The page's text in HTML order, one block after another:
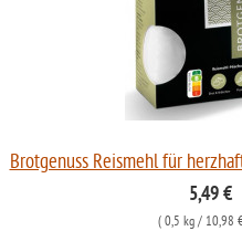
Brotgenuss Reismehl für
5,49 €
( 0,5 kg/ 10,98